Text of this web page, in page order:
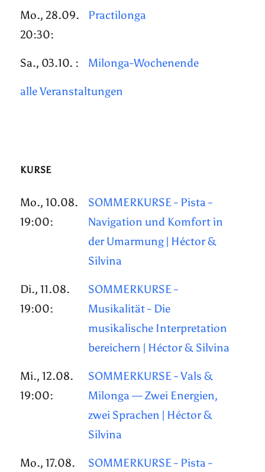
Mo., 28.09.
20:30:
Practilonga
Sa., 03.10. : Milonga-Wochenende
alle Veranstaltungen
KURSE
Mo., 10.08.
19:00:
SOMMERKURSE - Pista -
Navigation und Komfort in
der Umarmung | Héctor &
Silvina
Di., 11.08.
19:00:
SOMMERKURSE -
Musikalität - Die
musikalische Interpretation
bereichern | Héctor & Silvina
Mi., 12.08.
19:00:
SOMMERKURSE - Vals &
Milonga — Zwei Energien,
zwei Sprachen | Héctor &
Silvina
Mo., 17.08.
SOMMERKURSE - Pista -